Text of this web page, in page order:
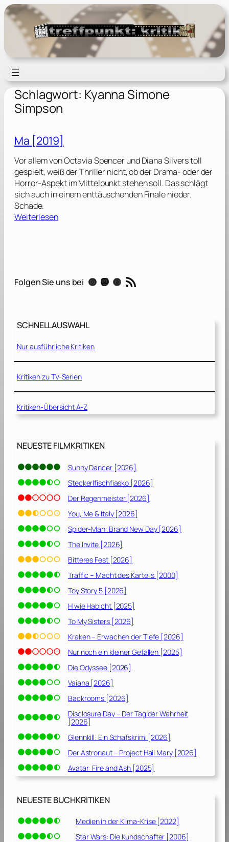
Zum
Inhalt
springen
Schlagwort: Kyanna Simone
Simpson
Ma [2019]
Vor allem von Octavia Spencer und Diana Silvers toll
gespielt, weiß der Thriller nicht, ob der Drama- oder der
Horror-Aspekt im Mittelpunkt stehen soll. Das schlägt
sich auch in einem enttäuschenden Finale nieder.
Schade.
Weiterlesen:
1
Folgen Sie uns bei Instagram Mastodon Threads RSS-Feed
SCHNELLAUSWAHL
Nur ausführliche Kritiken
Kritiken zu TV-Serien
Kritiken-Übersicht A-Z
NEUESTE FILMKRITIKEN
Sunny Dancer [2026]
Steckerlfischfiasko [2026]
Der Regenmeister [2026]
You, Me & Italy [2026]
Spider-Man: Brand New Day [2026]
The Invite [2026]
Bitteres Fest [2026]
Traffic – Macht des Kartells [2000]
Toy Story 5 [2026]
H wie Habicht [2025]
To My Sisters [2026]
Kraken – Erwachen der Tiefe [2026]
Nur noch ein kleiner Gefallen [2025]
Die Odyssee [2026]
Vaiana [2026]
Backrooms [2026]
Disclosure Day – Der Tag der Wahrheit
[2026]
Glennkill: Ein Schafskrimi [2026]
Der Astronaut – Project Hail Mary [2026]
Avatar: Fire and Ash [2025]
NEUESTE BUCHKRITIKEN
Medien in der Klima-Krise [2022]
Star Wars: Die Kundschafter [2006]